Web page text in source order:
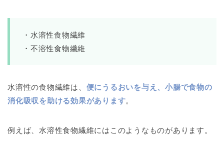
・水溶性食物繊維
・不溶性食物繊維
水溶性の食物繊維は、 便にうるおいを与え、小腸で食物の
消化吸収を助ける効果があります。
例えば、水溶性食物繊維にはこのようなものがあります。